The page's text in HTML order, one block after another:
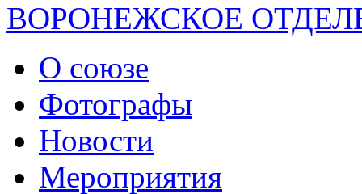
ВОРОНЕЖСКОЕ
О союзе
Фотографы
Новости
Мероприятия